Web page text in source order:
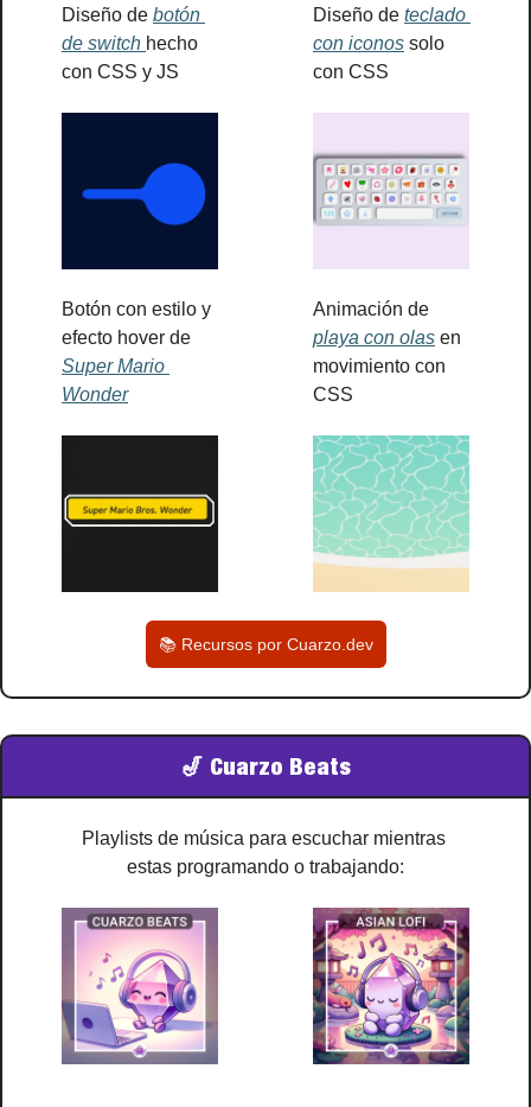
Diseño de botón
de switch hecho
con CSS y JS
Botón con estilo y
Super Mario
Wonder
Diseño de teclado
con iconos solo
con CSS
playa con olas en
movimiento con
CSS
📚 Recursos por Cuarzo.dev
🎷 Cuarzo Beats
Playlists de música para escuchar mientras
estas programando o trabajando: